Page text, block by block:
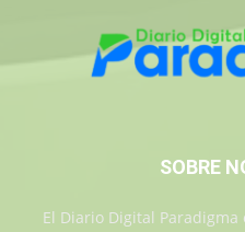
SOBRE
El Diario Digital